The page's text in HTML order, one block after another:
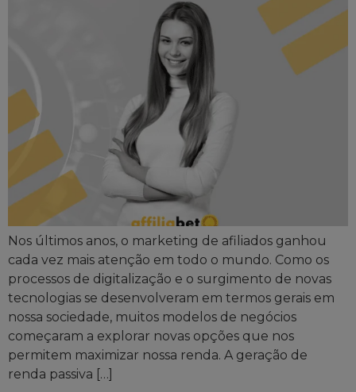
Nos últimos anos, o marketing de afiliados ganhou
cada vez mais atenção em todo o mundo. Como os
processos de digitalização e o surgimento de novas
tecnologias se desenvolveram em termos gerais em
nossa sociedade, muitos modelos de negócios
começaram a explorar novas opções que nos
permitem maximizar nossa renda. A geração de
renda passiva […]